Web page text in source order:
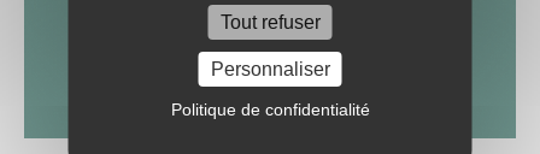
Tout refuser
Personnaliser
Politique de confidentialité